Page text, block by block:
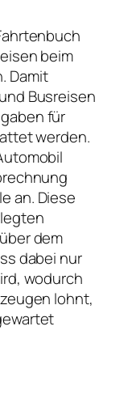
beim
Damit
Busreisen
für
werden.
an. Diese
dem
dabei nur
wodurch
lohnt,